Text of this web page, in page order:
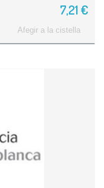
7,21 €
Afegir a la cistella